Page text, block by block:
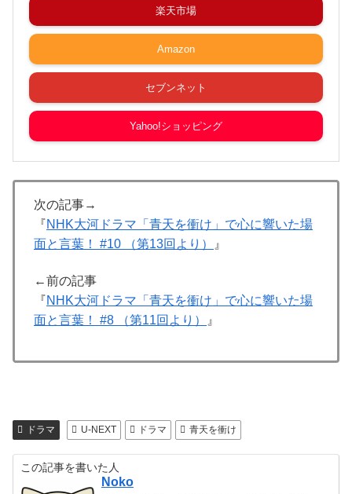
楽天市場
Amazon
セブンネット
Yahoo!ショッピング
次の記事→
『NHK大河ドラマ「青天を衝け」で心に響いた場
面と言葉！ #10 （第13回より）
』
←前の記事
『NHK大河ドラマ「青天を衝け」で心に響いた場
面と言葉！ #8 （第11回より）
』
ドラマ U-NEXT ドラマ 青天を衝け
この記事を書いた人
Noko